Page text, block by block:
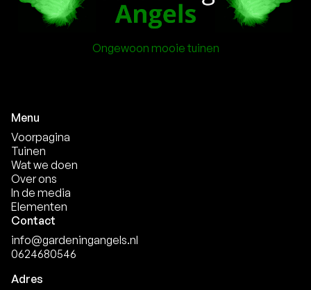
Ongewoon mooie tuinen
Menu
Voorpagina
Tuinen
Wat we doen
Over ons
In de media
Elementen
Contact
info@gardeningangels.nl
0624680546
Adres